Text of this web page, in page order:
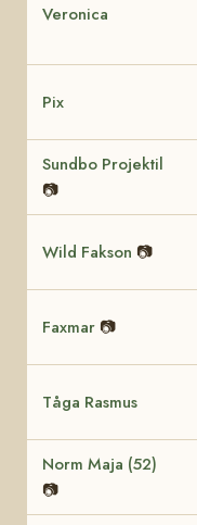
Veronica
Pix
Sundbo Projektil
📷
Wild Fakson 📷
Faxmar 📷
Tåga Rasmus
Norm Maja (52)
📷